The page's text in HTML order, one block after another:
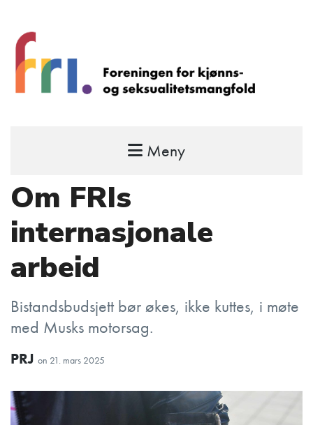
FRI – foreningen for kjønns- og
STÅ OPP FOR RETTEN TIL Å VÆRE FRI
Meny
Om FRIs
internasjonale
arbeid
Bistandsbudsjett bør økes, ikke kuttes, i møte
med Musks motorsag.
PRJ on 21. mars 2025